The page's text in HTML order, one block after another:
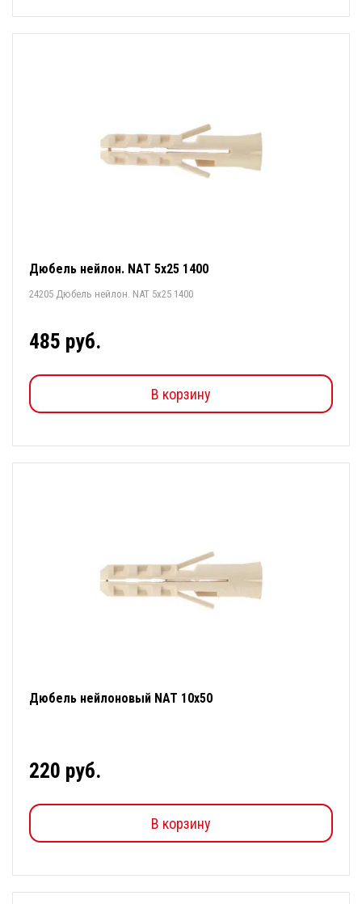
Дюбель нейлон. NAT 5х25 1400
24205 Дюбель нейлон. NAT 5х25 1400
485 руб.
В корзину
Дюбель нейлоновый NAT 10х50
220 руб.
В корзину